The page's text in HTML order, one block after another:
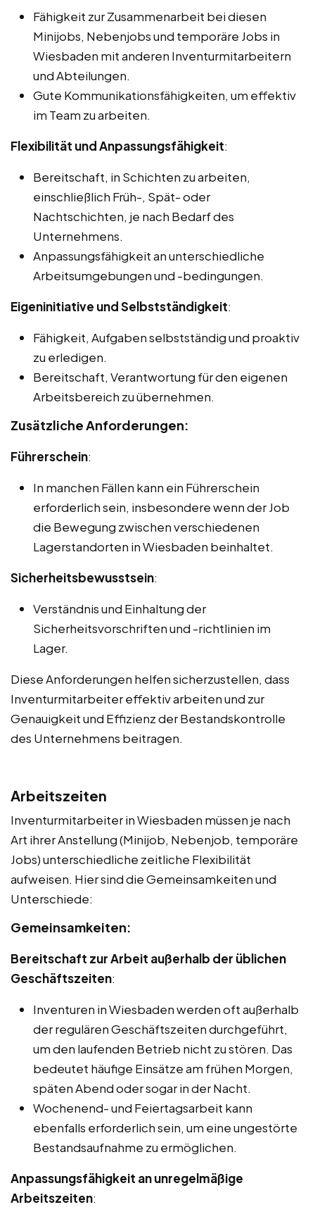
Fähigkeit zur Zusammenarbeit bei diesen
Minijobs, Nebenjobs und temporäre Jobs in
Wiesbaden mit anderen Inventurmitarbeitern
und Abteilungen.
Gute Kommunikationsfähigkeiten, um effektiv
im Team zu arbeiten.
Flexibilität und Anpassungsfähigkeit:
Bereitschaft, in Schichten zu arbeiten,
einschließlich Früh-, Spät- oder
Nachtschichten, je nach Bedarf des
Unternehmens.
Anpassungsfähigkeit an unterschiedliche
Arbeitsumgebungen und -bedingungen.
Eigeninitiative und Selbstständigkeit:
Fähigkeit, Aufgaben selbstständig und proaktiv
zu erledigen.
Bereitschaft, Verantwortung für den eigenen
Arbeitsbereich zu übernehmen.
Zusätzliche Anforderungen:
Führerschein:
In manchen Fällen kann ein Führerschein
erforderlich sein, insbesondere wenn der Job
die Bewegung zwischen verschiedenen
Lagerstandorten in Wiesbaden beinhaltet.
Sicherheitsbewusstsein:
Verständnis und Einhaltung der
Sicherheitsvorschriften und -richtlinien im
Lager.
Diese Anforderungen helfen sicherzustellen, dass
Inventurmitarbeiter effektiv arbeiten und zur
Genauigkeit und Effizienz der Bestandskontrolle
des Unternehmens beitragen.
Arbeitszeiten
Inventurmitarbeiter in Wiesbaden müssen je nach
Art ihrer Anstellung (Minijob, Nebenjob, temporäre
Jobs) unterschiedliche zeitliche Flexibilität
aufweisen. Hier sind die Gemeinsamkeiten und
Unterschiede:
Gemeinsamkeiten:
Bereitschaft zur Arbeit außerhalb der üblichen
Geschäftszeiten:
Inventuren in Wiesbaden werden oft außerhalb
der regulären Geschäftszeiten durchgeführt,
um den laufenden Betrieb nicht zu stören. Das
bedeutet häufige Einsätze am frühen Morgen,
späten Abend oder sogar in der Nacht.
Wochenend- und Feiertagsarbeit kann
ebenfalls erforderlich sein, um eine ungestörte
Bestandsaufnahme zu ermöglichen.
Anpassungsfähigkeit an unregelmäßige
Arbeitszeiten: